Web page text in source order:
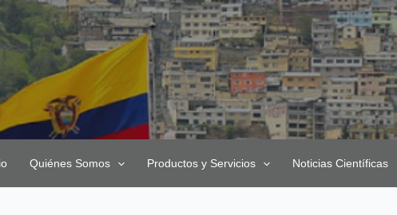
Quiénes Somos Productos y Servicios Noticias Científicas